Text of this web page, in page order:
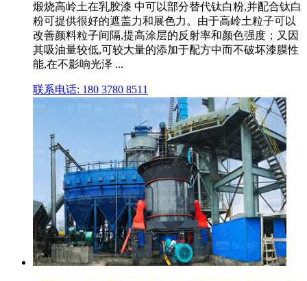
煅烧高岭土在乳胶漆 中可以部分替代钛白粉,并配合钛白
粉可提供很好的遮盖力和展色力。由于高岭土粒子可以
改善颜料粒子间隔,提高涂层的反射率和颜色强度；又因
其吸油量较低,可较大量的添加于配方中而不破坏漆膜性
能,在不影响光泽 ...
联系电话: 180 3780 8511